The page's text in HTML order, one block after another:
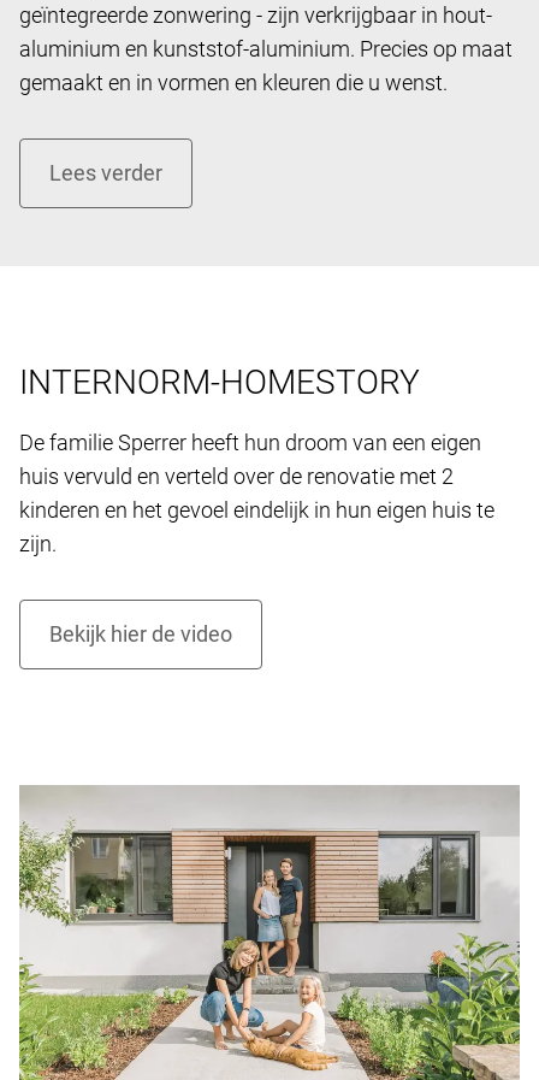
geïntegreerde zonwering - zijn verkrijgbaar in hout-
aluminium en kunststof-aluminium. Precies op maat
gemaakt en in vormen en kleuren die u wenst.
INTERNORM-HOMESTORY
De familie Sperrer heeft hun droom van een eigen ​​
huis vervuld en verteld over de renovatie met 2
kinderen en het gevoel eindelijk in hun eigen huis te
zijn.